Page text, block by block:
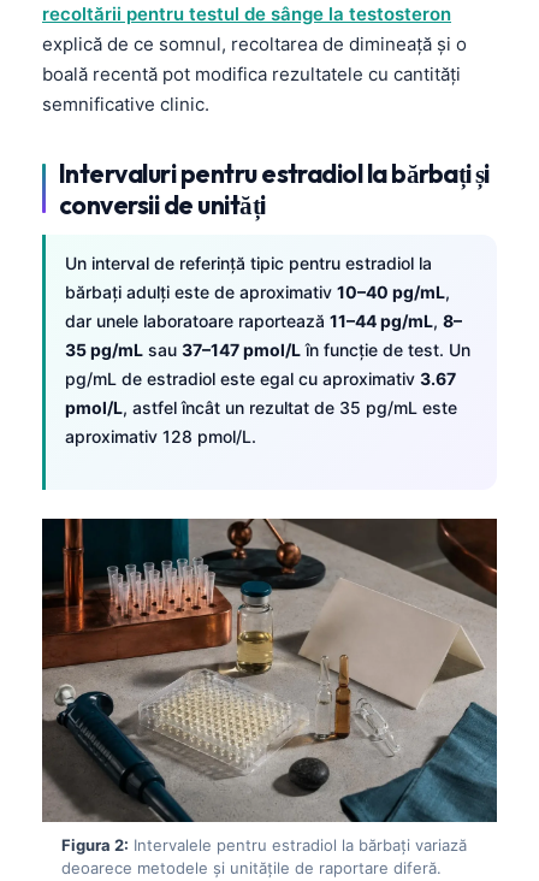
recoltării pentru testul de sânge la testosteron
explică de ce somnul, recoltarea de dimineață și o
boală recentă pot modifica rezultatele cu cantități
semnificative clinic.
Intervaluri pentru estradiol la bărbați și
conversii de unități
Un interval de referință tipic pentru estradiol la
bărbați adulți este de aproximativ 10–40 pg/mL,
dar unele laboratoare raportează 11–44 pg/mL, 8–
35 pg/mL sau 37–147 pmol/Lîn funcție de test. Un
pg/mL de estradiol este egal cu aproximativ 3.67
pmol/L, astfel încât un rezultat de 35 pg/mL este
aproximativ 128 pmol/L.
Figura 2: Intervalele pentru estradiol la bărbați variază
deoarece metodele și unitățile de raportare diferă.